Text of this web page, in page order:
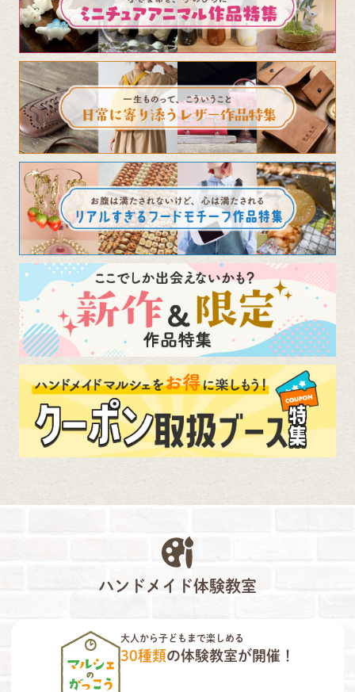
ハンドメイド体験教室
大人から子どもまで楽しめる
30種類の体験教室が開催！